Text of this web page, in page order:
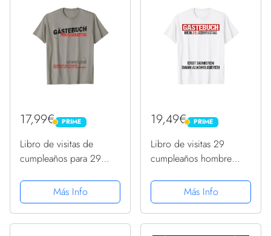
17,99€ PRIME
PRIME
Libro de visitas de
cumpleaños para 29
Más Info
19,49€ PRIME
PRIME
Libro de visitas 29
cumpleaños hombre
cumpleaños decoración
Camiseta
Más Info